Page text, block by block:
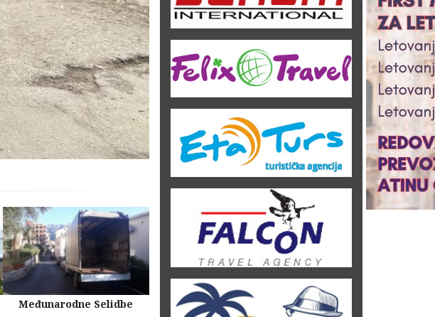
Međunarodne Selidbe Selidbe Firme Beograd
Skladištenje Stvari